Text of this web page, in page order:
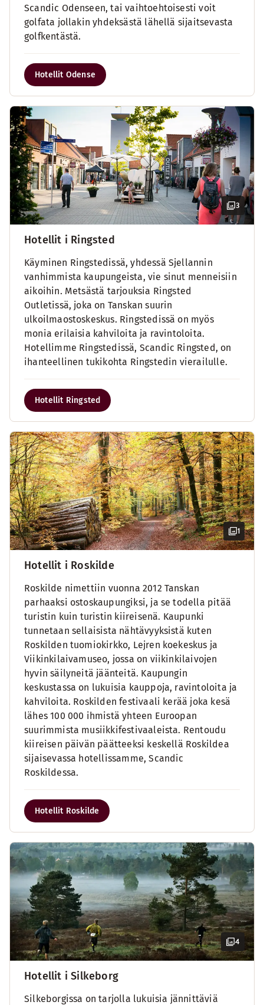
Scandic Odenseen, tai vaihtoehtoisesti voit
golfata jollakin yhdeksästä lähellä sijaitsevasta
golfkentästä.
Hotellit Odense
3
Hotellit i Ringsted
Käyminen Ringstedissä, yhdessä Sjellannin
vanhimmista kaupungeista, vie sinut menneisiin
aikoihin. Metsästä tarjouksia Ringsted
Outletissä, joka on Tanskan suurin
ulkoilmaostoskeskus. Ringstedissä on myös
monia erilaisia kahviloita ja ravintoloita.
Hotellimme Ringstedissä, Scandic Ringsted, on
ihanteellinen tukikohta Ringstedin vierailulle.
Hotellit Ringsted
1
Hotellit i Roskilde
Roskilde nimettiin vuonna 2012 Tanskan
parhaaksi ostoskaupungiksi, ja se todella pitää
turistin kuin turistin kiireisenä. Kaupunki
tunnetaan sellaisista nähtävyyksistä kuten
Roskilden tuomiokirkko, Lejren koekeskus ja
Viikinkilaivamuseo, jossa on viikinkilaivojen
hyvin säilyneitä jäänteitä. Kaupungin
keskustassa on lukuisia kauppoja, ravintoloita ja
kahviloita. Roskilden festivaali kerää joka kesä
lähes 100 000 ihmistä yhteen Euroopan
suurimmista musiikkifestivaaleista. Rentoudu
kiireisen päivän päätteeksi keskellä Roskildea
sijaisevassa hotellissamme, Scandic
Roskildessa.
Hotellit Roskilde
4
Hotellit i Silkeborg
Silkeborgissa on tarjolla lukuisia jännittäviä